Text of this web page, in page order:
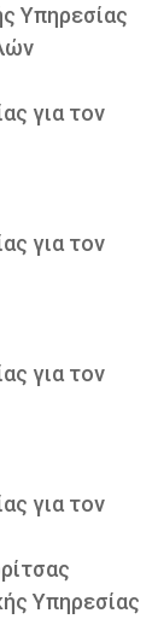
Υπηρεσίας
για τον
για τον
για τον
για τον
Υπηρεσίας